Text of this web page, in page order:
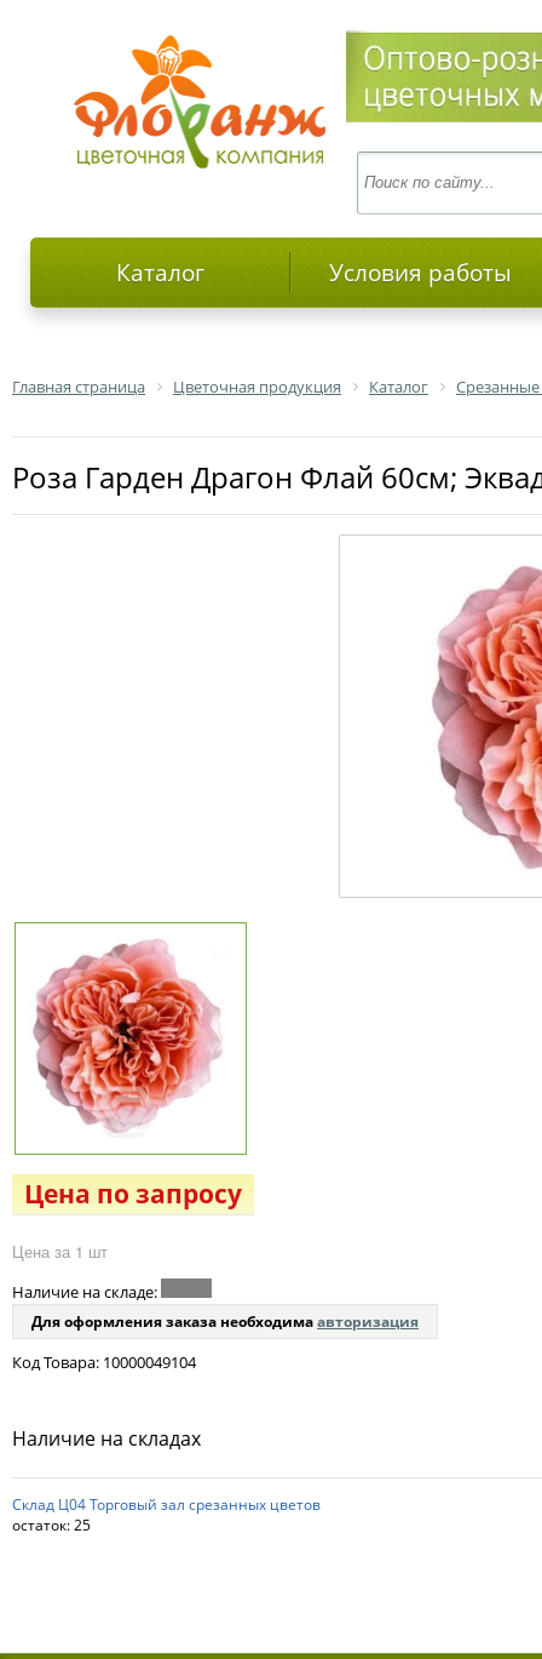
Каталог Условия работы
Главная страница Цветочная продукция Каталог
роза Гарден Драгон Флай 60см;
Цена по запросу
Цена за 1 шт
Наличие на складе:
Для оформления заказа необходимаавторизация
Код Товара: 10000049104
Наличие на складах
Склад Ц04 Торговый зал срезанных цветов
остаток:25